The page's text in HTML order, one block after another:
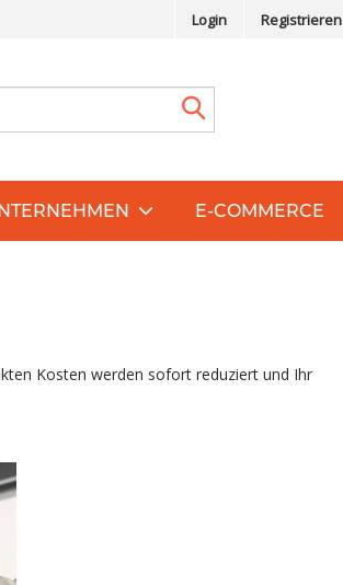
Login Registrieren
E-COMMERCE
Kosten werden sofort reduziert und Ihr